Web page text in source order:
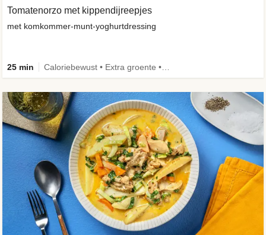
Tomatenorzo met kippendijreepjes
met komkommer-munt-yoghurtdressing
25 min